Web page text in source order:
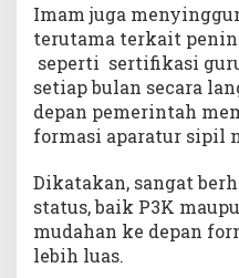
Imam juga
terutama terkait
seperti sertifikasi
setiap bulan secara
depan pemerintah
formasi aparatur sipil
Dikatakan, sangat
status, baik P3K
mudahan ke depan
lebih luas.